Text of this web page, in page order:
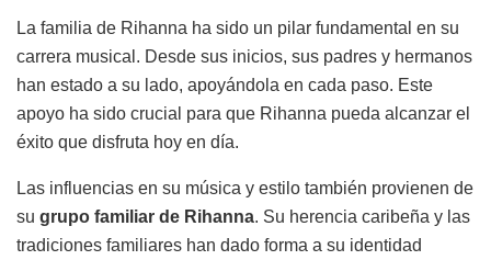
La familia de Rihanna ha sido un pilar fundamental en su
carrera musical. Desde sus inicios, sus padres y hermanos
han estado a su lado, apoyándola en cada paso. Este
apoyo ha sido crucial para que Rihanna pueda alcanzar el
éxito que disfruta hoy en día.
Las influencias en su música y estilo también provienen de
su grupo familiar de Rihanna. Su herencia caribeña y las
tradiciones familiares han dado forma a su identidad